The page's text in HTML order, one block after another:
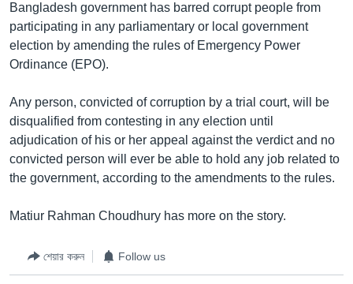
দক্ষিণ-এশিয়া
সম্পাদকীয়
ভিডিও
Learning English
অন্য ভাষায় ওয়েব সাইট
Bangladesh government has barred corrupt people from
participating in any parliamentary or local government
election by amending the rules of Emergency Power
Ordinance (EPO).
Any person, convicted of corruption by a trial court, will be
disqualified from contesting in any election until
adjudication of his or her appeal against the verdict and no
convicted person will ever be able to hold any job related to
the government, according to the amendments to the rules.
Matiur Rahman Choudhury has more on the story.
শেয়ার করুন Follow us